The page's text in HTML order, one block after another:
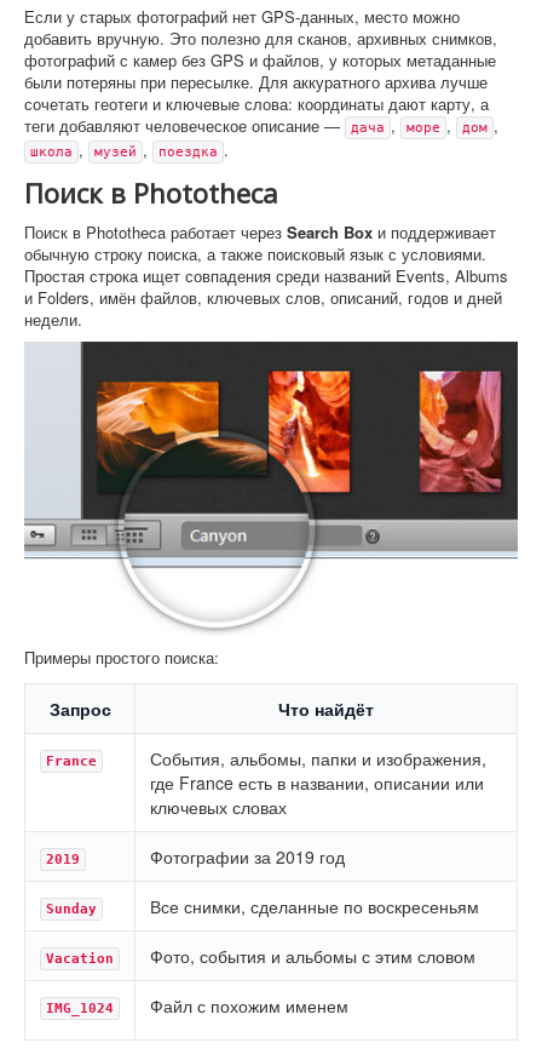
Если у старых фотографий нет GPS-данных, место можно
добавить вручную. Это полезно для сканов, архивных снимков,
фотографий с камер без GPS и файлов, у которых метаданные
были потеряны при пересылке. Для аккуратного архива лучше
сочетать геотеги и ключевые слова: координаты дают карту, а
теги добавляют человеческое описание —
дача , море , дом ,
школа , музей , поездка .
Поиск в Phototheca
Поиск в Phototheca работает через Search Box и поддерживает
обычную строку поиска, а также поисковый язык с условиями.
Простая строка ищет совпадения среди названий Events, Albums
и Folders, имён файлов, ключевых слов, описаний, годов и дней
недели.
Примеры простого поиска:
Запрос Что найдёт
France
События, альбомы, папки и изображения,
где France есть в названии, описании или
ключевых словах
2019 Фотографии за 2019 год
Sunday Все снимки, сделанные по воскресеньям
Vacation Фото, события и альбомы с этим словом
IMG_1024 Файл с похожим именем